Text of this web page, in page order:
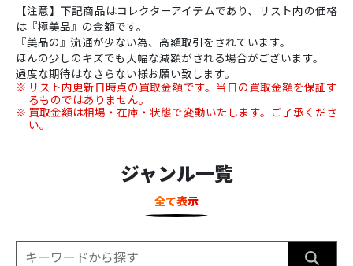
【注意】下記商品はコレクターアイテムであり、リスト内の価格
は『極美品』の金額です。
『美品の』流通が少ない為、高額取引をされています。
ほんの少しのキズでも大幅な減額がされる場合がございます。
過度な期待はなさらない様お願い致します。
リスト内更新日時点の買取金額です。当日の買取金額を保証す
るものではありません。
買取金額は相場・在庫・状態で変動いたします。ご了承くださ
い。
ジャンル一覧
全て表示